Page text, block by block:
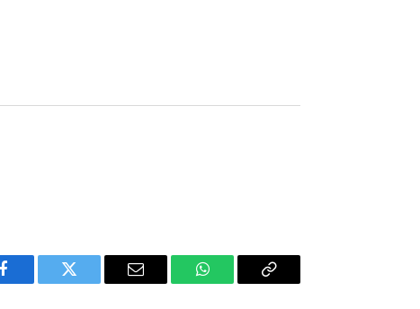
Facebook Twitter
E-
WhatsAppCopiar